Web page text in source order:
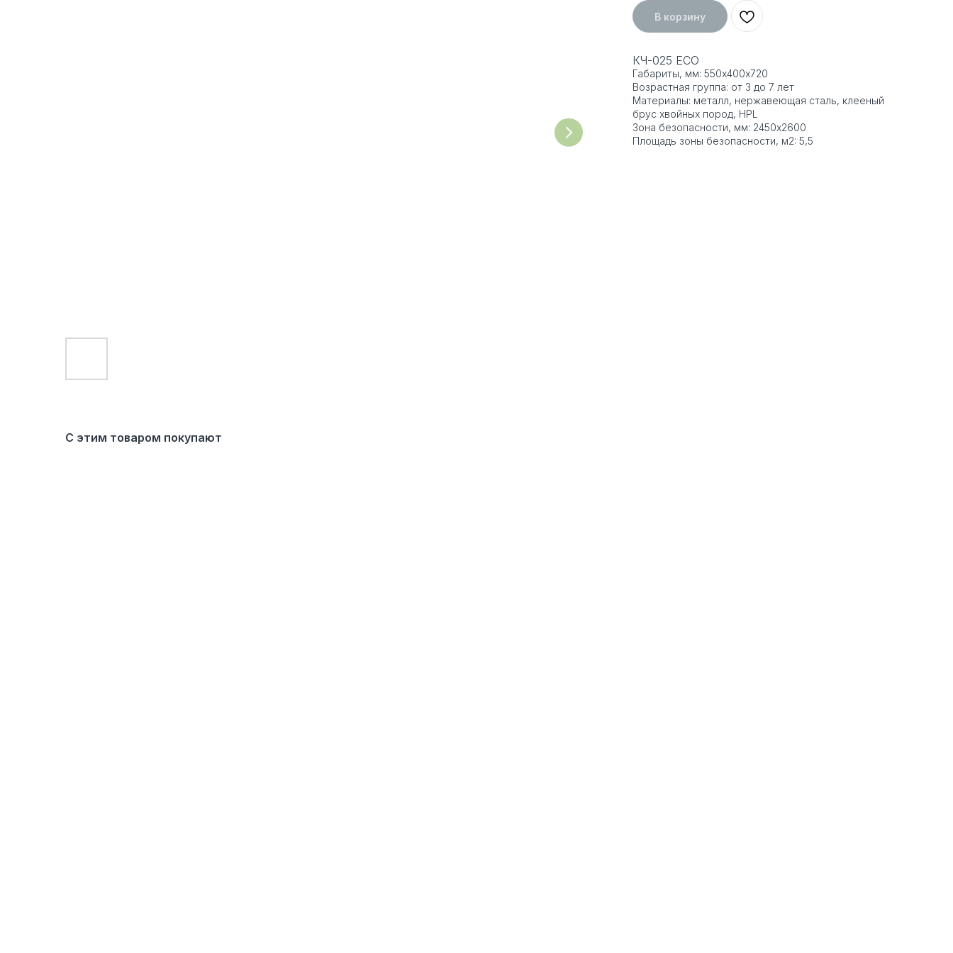
В корзину
КЧ-025 ECO
Габариты, мм: 550х400х720
Возрастная группа: от 3 до 7 лет
Материалы: металл, нержавеющая сталь, клееный
брус хвойных пород, HPL
Зона безопасности, мм: 2450x2600
Площадь зоны безопасности, м2: 5,5
С этим товаром покупают